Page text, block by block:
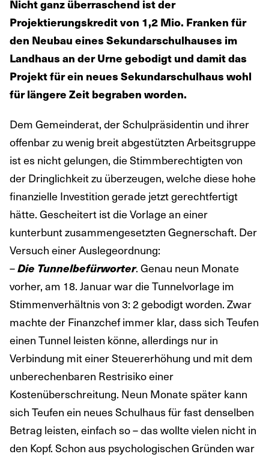
Nicht ganz überraschend ist der
Projektierungskredit von 1,2 Mio. Franken für
den Neubau eines Sekundarschulhauses im
Landhaus an der Urne gebodigt und damit das
Projekt für ein neues Sekundarschulhaus wohl
für längere Zeit begraben worden.
Dem Gemeinderat, der Schulpräsidentin und ihrer
offenbar zu wenig breit abgestützten Arbeitsgruppe
ist es nicht gelungen, die Stimmberechtigten von
der Dringlichkeit zu überzeugen, welche diese hohe
finanzielle Investition gerade jetzt gerechtfertigt
hätte. Gescheitert ist die Vorlage an einer
kunterbunt zusammengesetzten Gegnerschaft. Der
Versuch einer Auslegeordnung:
–Die Tunnelbefürworter. Genau neun Monate
vorher, am 18. Januar war die Tunnelvorlage im
Stimmenverhältnis von 3: 2 gebodigt worden. Zwar
machte der Finanzchef immer klar, dass sich Teufen
einen Tunnel leisten könne, allerdings nur in
Verbindung mit einer Steuererhöhung und mit dem
unberechenbaren Restrisiko einer
Kostenüberschreitung. Neun Monate später kann
sich Teufen ein neues Schulhaus für fast denselben
Betrag leisten, einfach so – das wollte vielen nicht in
den Kopf. Schon aus psychologischen Gründen war